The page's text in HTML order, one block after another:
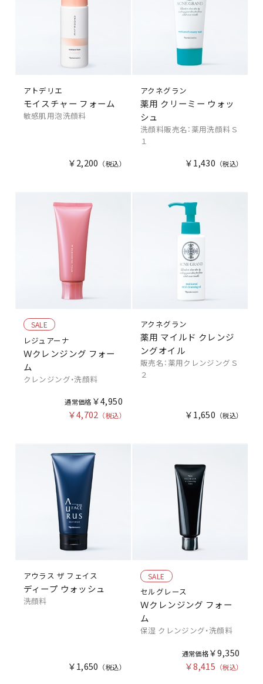
アトデリエ
モイスチャー フォーム
敏感肌用泡洗顔料
￥2,200
アクネグラン
薬用 クリーミー ウォッ
シュ
洗顔料販売名：薬用洗顔料Ｓ
１
￥1,430
SALE
レジュアーナ
Ｗクレンジング フォー
ム
クレンジング・洗顔料
￥4,950
￥4,702
アクネグラン
薬用 マイルド クレンジ
ングオイル
販売名：薬用クレンジングＳ
２
￥1,650
アウラス ザ フェイス
ディープ ウォッシュ
洗顔料
￥1,650
SALE
セルグレース
Ｗクレンジング フォー
ム
保湿 クレンジング・洗顔料
￥9,350
￥8,415